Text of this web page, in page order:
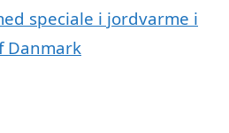
speciale i jordvarme i
Danmark